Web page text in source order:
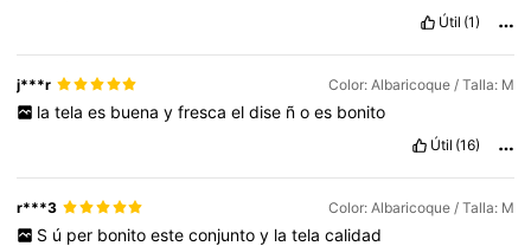
Útil (1)
j***r Color: Albaricoque / Talla: M
la tela es buena y fresca el dise ñ o es bonito
Útil (16)
r***3 Color: Albaricoque / Talla: M
S ú per bonito este conjunto y la tela calidad